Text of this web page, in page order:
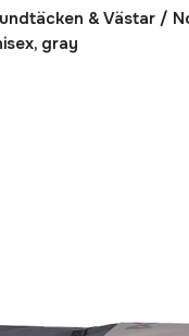
& Västar /
gray